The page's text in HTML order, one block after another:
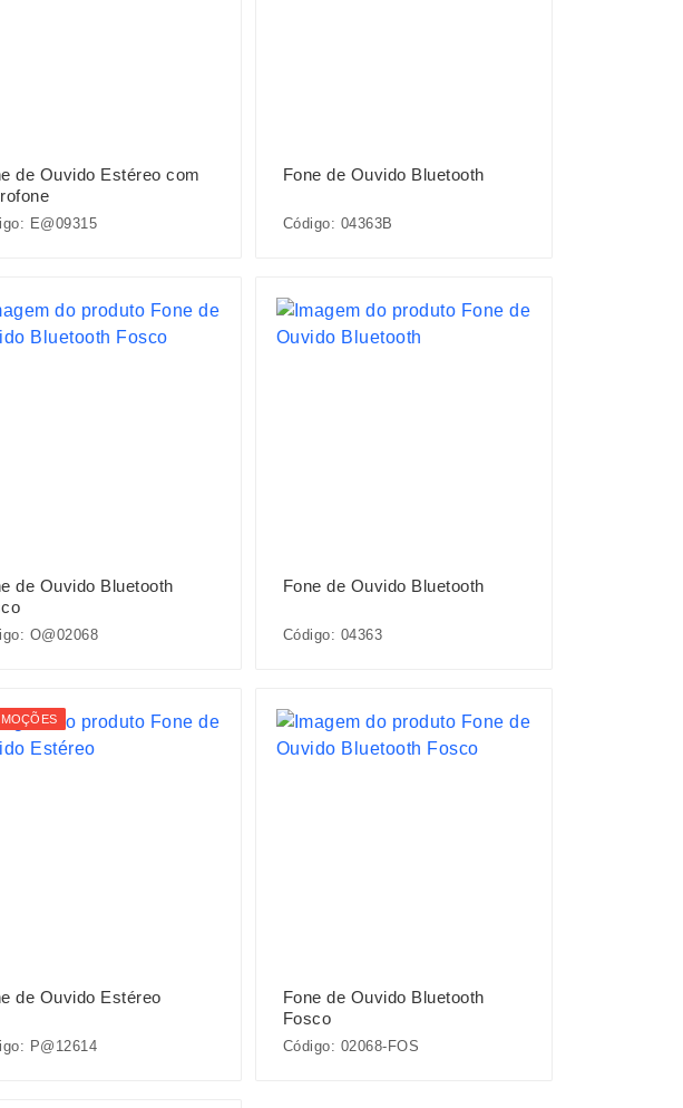
de Ouvido Estéreo com
E@09315
Fone de Ouvido Bluetooth
Código: 04363B
de Ouvido Bluetooth
O@02068
Fone de Ouvido Bluetooth
Código: 04363
de Ouvido Estéreo
P@12614
Fone de Ouvido Bluetooth
Fosco
Código: 02068-FOS